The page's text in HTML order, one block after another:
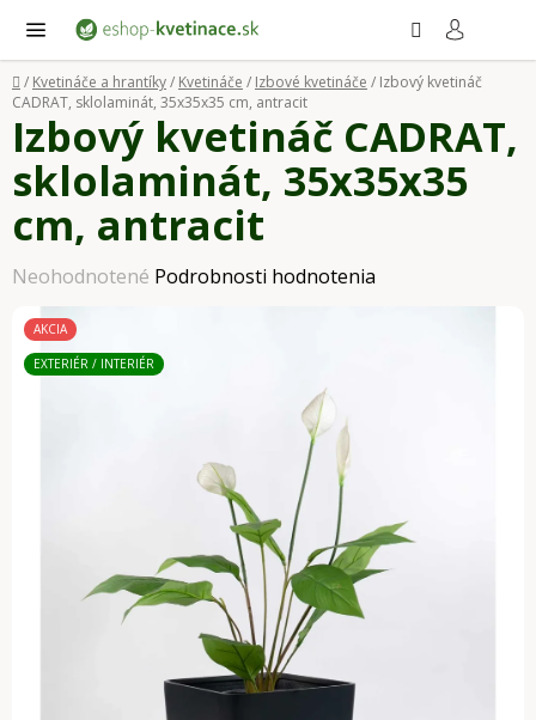
obsah
Domov
/ Kvetináče a hrantíky/ Kvetináče / Izbové kvetináče / Izbový kvetináč
CADRAT, sklolaminát, 35x35x35 cm, antracit
Izbový kvetináč CADRAT,
sklolaminát, 35x35x35
cm, antracit
Priemerné
hodnotenie
produktu
je
Neohodnotené Podrobnosti hodnotenia
AKCIA
EXTERIÉR / INTERIÉR